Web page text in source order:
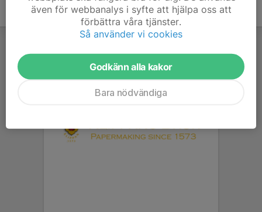
även för webbanalys i syfte att hjälpa oss att
förbättra våra tjänster.
Så använder vi cookies
Godkänn alla kakor
Bara nödvändiga